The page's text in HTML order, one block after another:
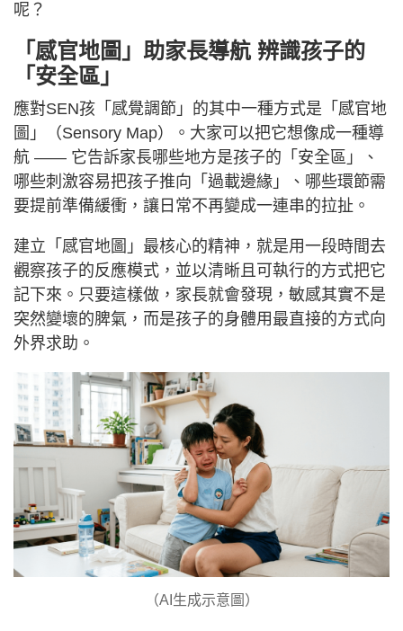
呢？
「感官地圖」助家長導航 辨識孩子的
「安全區」
應對SEN孩「感覺調節」的其中一種方式是「感官地
圖」（Sensory Map）。大家可以把它想像成一種導
航 —— 它告訴家長哪些地方是孩子的「安全區」、
哪些刺激容易把孩子推向「過載邊緣」、哪些環節需
要提前準備緩衝，讓日常不再變成一連串的拉扯。
建立「感官地圖」最核心的精神，就是用一段時間去
觀察孩子的反應模式，並以清晰且可執行的方式把它
記下來。只要這樣做，家長就會發現，敏感其實不是
突然變壞的脾氣，而是孩子的身體用最直接的方式向
外界求助。
（AI生成示意圖）